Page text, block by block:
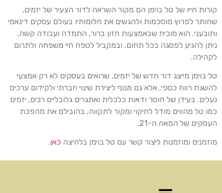
קורות חייו של טל בוימן הם מקור השראה לדור הצעיר של יזמים,
שחותר לפרוץ מוסכמות ולהגשים את חלומותיו בעולם עסקים דינאמי
ותובעני. הוא מוכיח שבאמצעות חזון ברור, התמדה ועבודה קשה,
ניתן להגיע לפסגה בכל תחום, ובמקביל לטפח חיי משפחה ולתרום
לקהילה.
טל בוימן מייצג דור חדש של יזמים, שרואים בעסקים לא רק אמצעי
להשגת רווח כספי, אלא גם מנוף ליצירת שינוי חברתי ולקידום ערכים
נעלים. בעידן של חוסר ודאות כלכלית ואתגרים גלובליים רבים, יזמים
כמו טל מהווים מודל לחיקוי ומקור לתקווה, בהובילם את מהפכת
העסקים של המאה ה-21.
מוזמנים ומוזמנות ליצור קשר עם טל בוימן בלחיצה כאן.